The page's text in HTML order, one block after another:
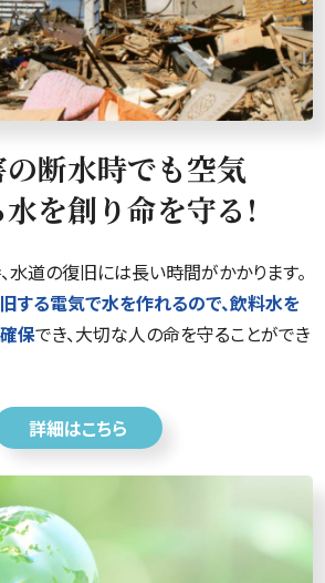
の断水時でも空気
を創り命を守る!
水道の復旧には長い時間がかかります。
する電気で水を作れるので、飲料水を
保でき、大切な人の命を守ることができ
詳細はこちら